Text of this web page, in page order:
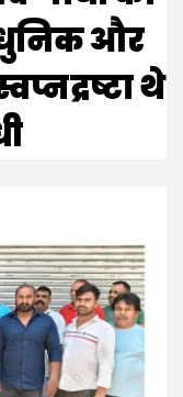
और
थे